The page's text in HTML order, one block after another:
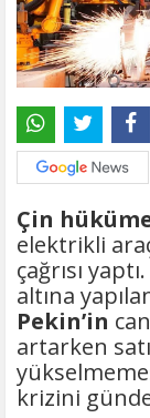
Çin
elektrikli
çağrısı
altına
Pekin’in
artarken
krizini